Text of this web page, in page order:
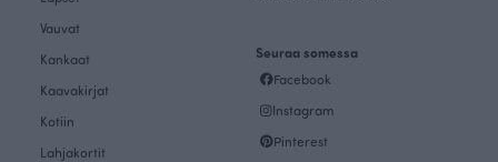
Vauvat
Kankaat
Kaavakirjat
Kotiin
Lahjakortit
Seuraa somessa
Facebook
Instagram
Pinterest